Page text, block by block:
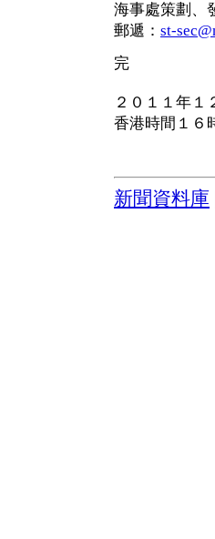
海事處策劃、
郵遞： st-
完
２０１１年１
香港時間１６
新聞資料庫